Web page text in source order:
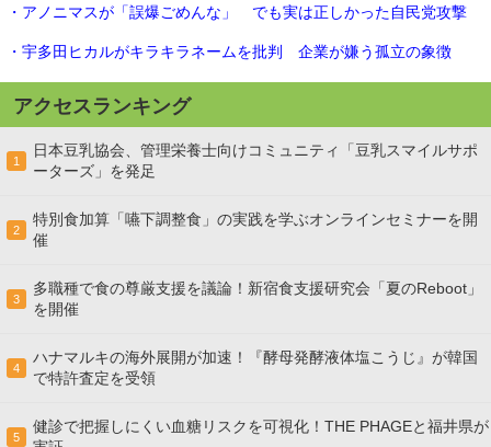
・アノニマスが「誤爆ごめんな」 でも実は正しかった自民党攻撃
・宇多田ヒカルがキラキラネームを批判 企業が嫌う孤立の象徴
アクセスランキング
1
日本豆乳協会、管理栄養士向けコミュニティ「豆乳スマイルサポ
ーターズ」を発足
2
特別食加算「嚥下調整食」の実践を学ぶオンラインセミナーを開
催
3
多職種で食の尊厳支援を議論！新宿食支援研究会「夏のReboot」
を開催
4
ハナマルキの海外展開が加速！『酵母発酵液体塩こうじ』が韓国
で特許査定を受領
5
健診で把握しにくい血糖リスクを可視化！THE PHAGEと福井県が